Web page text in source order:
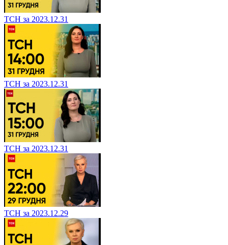
ТСН за 2023.12.31
ТСН за 2023.12.31
ТСН за 2023.12.31
ТСН за 2023.12.29